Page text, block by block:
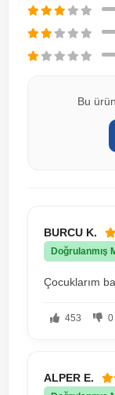
Bu
BURCU K.
Doğrulanmış
Çocuklarım
453 0
ALPER E.